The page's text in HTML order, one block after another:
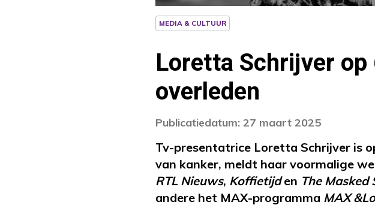
MEDIA & CULTUUR
Loretta Schrijver
overleden
Publicatiedatum: 27 maart 2025
Tv-presentatrice Loretta Schrijver is
van kanker, meldt haar voormalige
RTL Nieuws, Koffietijden The Masked
andere het MAX-programma MAX